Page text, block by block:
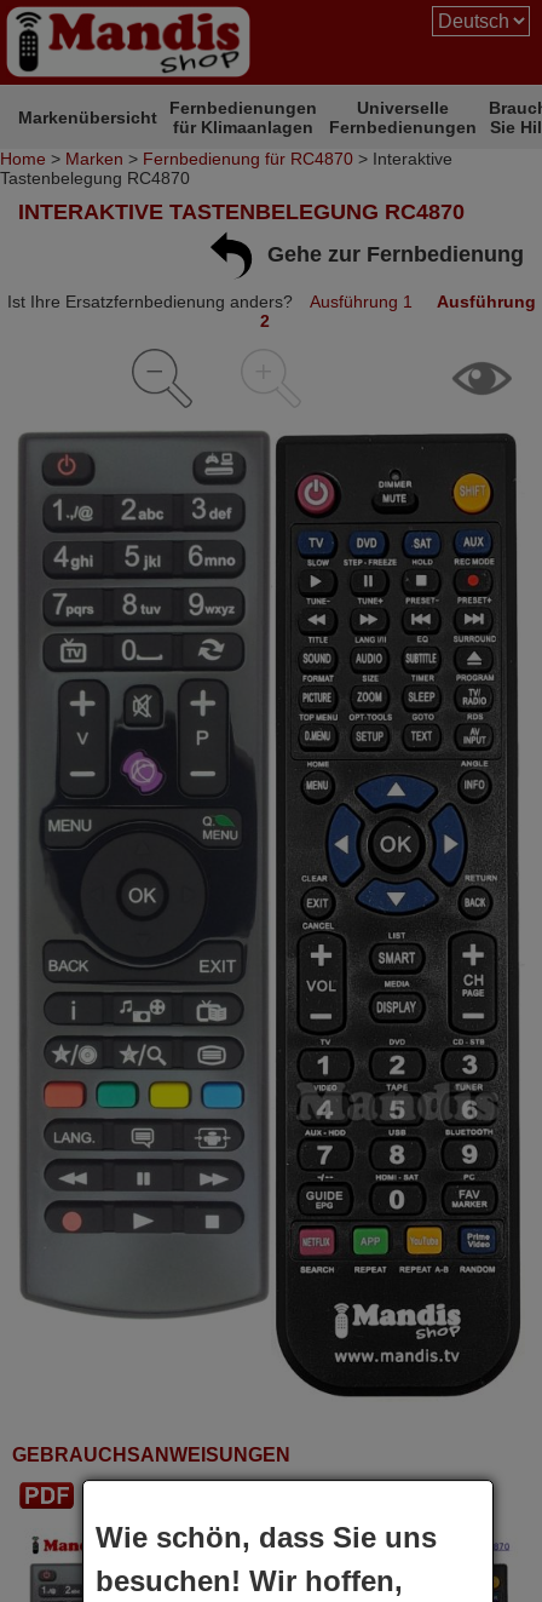
Markenübersicht
Fernbedienungen
für Klimaanlagen
Universelle
Fernbedienungen
Sie
Home > Marken > Fernbedienung für RC4870 > Interaktive
Tastenbelegung RC4870
INTERAKTIVE TASTENBELEGUNG RC4870
Gehe zur Fernbedienung
Ist Ihre Ersatzfernbedienung anders? Ausführung 1
Ausführung
2
GEBRAUCHSANWEISUNGEN
Wie schön, dass Sie uns
besuchen! Wir hoffen,